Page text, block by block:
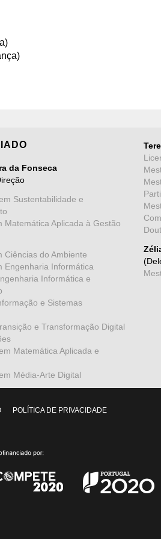
da Fonseca
Sustentabilidade e
Matemática Aplicada à Gestão
Ciências do Ambiente
Engenharia Informática
Informática e
e Sistemas
e Transformação Digital
Matemática Aplicada e
Média-Arte Digital
POLÍTICA DE PRIVACIDADE